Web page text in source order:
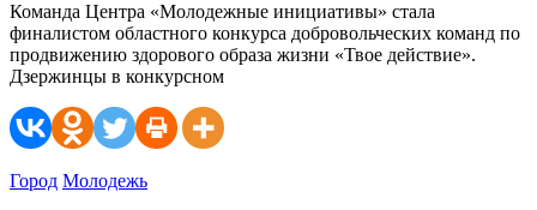
Команда Центра «Молодежные инициативы» стала
финалистом областного конкурса добровольческих команд по
продвижению здорового образа жизни «Твое действие».
Дзержинцы в конкурсном
Город Молодежь